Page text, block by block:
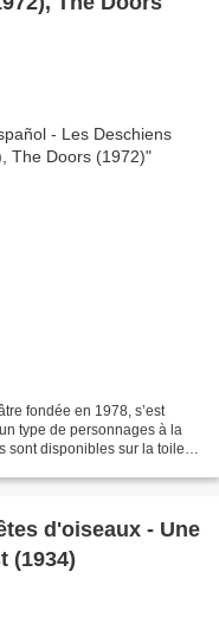
fondée en 1978, s’est
type de personnages à la
sont disponibles sur la toile.
d'oiseaux - Une
(1934)